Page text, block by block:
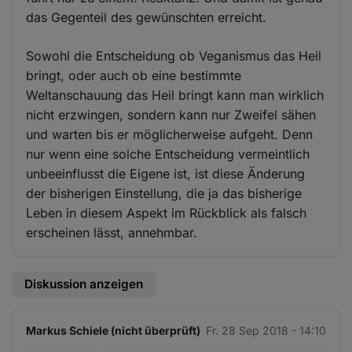
das Gegenteil des gewünschten erreicht.
Sowohl die Entscheidung ob Veganismus das Heil
bringt, oder auch ob eine bestimmte
Weltanschauung das Heil bringt kann man wirklich
nicht erzwingen, sondern kann nur Zweifel sähen
und warten bis er möglicherweise aufgeht. Denn
nur wenn eine solche Entscheidung vermeintlich
unbeeinflusst die Eigene ist, ist diese Änderung
der bisherigen Einstellung, die ja das bisherige
Leben in diesem Aspekt im Rückblick als falsch
erscheinen lässt, annehmbar.
Diskussion anzeigen
Markus Schiele (nicht überprüft) Fr. 28 Sep 2018 - 14:10